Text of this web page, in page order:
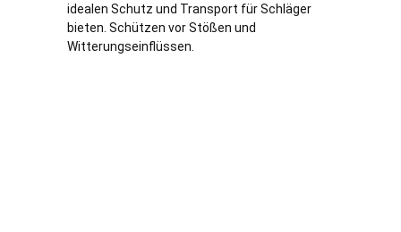
idealen Schutz und Transport für Schläger
bieten. Schützen vor Stößen und
Witterungseinflüssen.